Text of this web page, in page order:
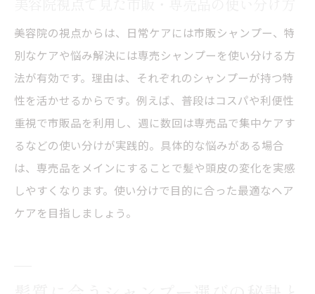
法
美容院で選ぶべきコスパ優秀なシャンプー
美容院おすすめコスパ重視のシャンプー選
び
コスパで選ぶ美容院専売と市販シャンプー
髪と頭皮の健康を守るシャンプー選び術
美容院で学ぶ髪と頭皮に優しいシャンプー
美容院の視点からは、日常ケアには市販シャンプー、特
別なケアや悩み解決には専売シャンプーを使い分ける方
法が有効です。理由は、それぞれのシャンプーが持つ特
性を活かせるからです。例えば、普段はコスパや利便性
重視で市販品を利用し、週に数回は専売品で集中ケアす
るなどの使い分けが実践的。具体的な悩みがある場合
は、専売品をメインにすることで髪や頭皮の変化を実感
しやすくなります。使い分けで目的に合った最適なヘア
ケアを目指しましょう。